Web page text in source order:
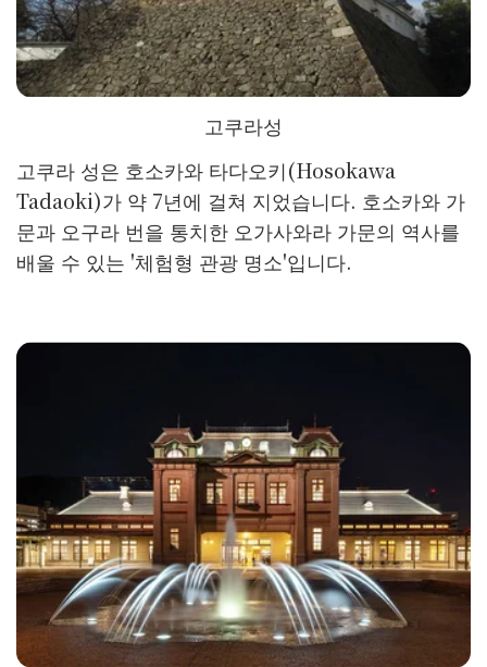
고쿠라성
고쿠라 성은 호소카와 타다오키(Hosokawa
Tadaoki)가 약 7년에 걸쳐 지었습니다. 호소카와 가
문과 오구라 번을 통치한 오가사와라 가문의 역사를
배울 수 있는 '체험형 관광 명소'입니다.